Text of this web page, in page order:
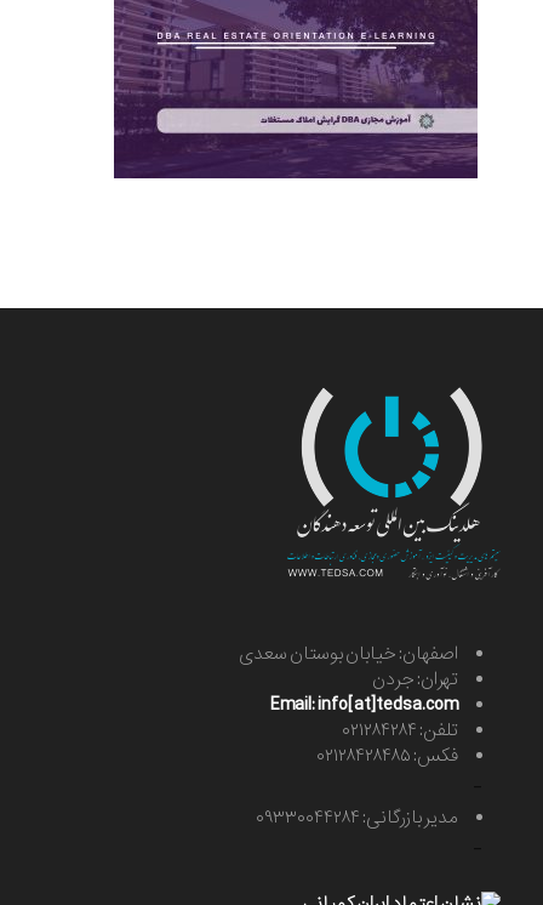
اصفهان: خیابان بوستان سعدی
تهران: جردن
Email: info[at]tedsa.com
تلفن: ۰۲۱۲۸۴۲۸۴
فکس: ۰۲۱۲۸۴۲۸۴۸۵
مدیر بازرگانی: ۰۹۳۳۰۰۴۴۲۸۴